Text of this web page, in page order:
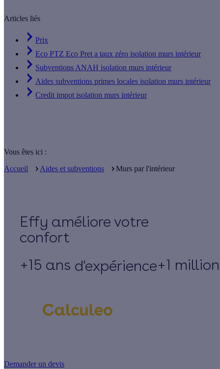
Articles liés
Prix
Eco PTZ Eco Pret a taux zéro isolation murs intérieur
Subventions ANAH isolation murs intérieur
Aides subventions primes locales isolation murs intérieur
Credit impot isolation murs intérieur
Vous êtes ici :
Accueil
Aides et subventions Murs par l'intérieur
Effy
+15 ans d'expérience+1
Demander un devis